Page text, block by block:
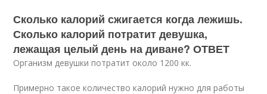
Сколько калорий сжигается когда лежишь.
Сколько калорий потратит девушка,
лежащая целый день на диване? ОТВЕТ
Организм девушки потратит около 1200 кк.⠀
Примерно такое количество калорий нужно для работы